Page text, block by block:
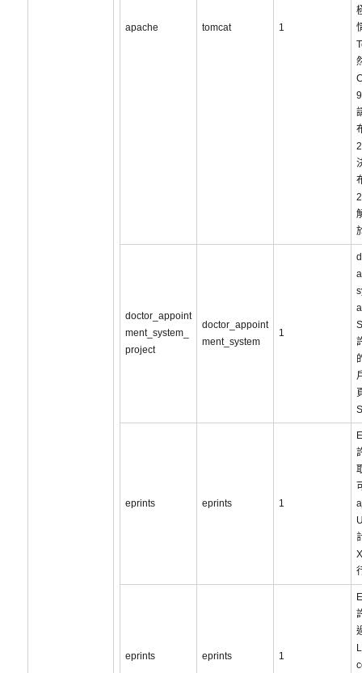
apache tomcat 1
doctor_appoint
ment_system_
project
doctor_appoint
ment_system
1
eprints eprints 1
eprints eprints 1